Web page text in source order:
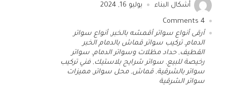
أشكال البناء يوليو 16, 2024
4
أرقى أنواع سواتر أقمشه بالخبر ,أنواع سواتر
الدمام,تركيب سواتر قماش بالدمام الخبر
القطيف ,حداد مظلات وسواتر الدمام, سواتر
رخيصة للبيع, سواتر شرايح بلاستيك , فني تركيب
سواتر بالشرقية, قماش,محل سواتر ,مميزات
سواتر الشرقية